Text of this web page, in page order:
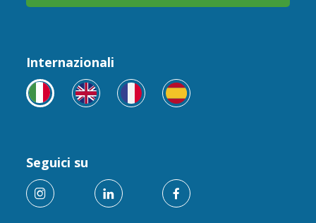
Internazionali
Seguici su